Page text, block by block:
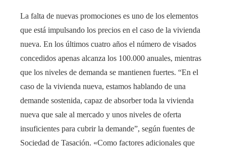
La falta de nuevas promociones es uno de los elementos
que está impulsando los precios en el caso de la vivienda
nueva. En los últimos cuatro años el número de visados ​​
concedidos apenas alcanza los 100.000 anuales, mientras
que los niveles de demanda se mantienen fuertes. “En el
caso de la vivienda nueva, estamos hablando de una
demande sostenida, capaz de absorber toda la vivienda
nueva que sale al mercado y unos niveles de oferta
insuficientes para cubrir la demande”, según fuentes de
Sociedad de Tasación. «Como factores adicionales que